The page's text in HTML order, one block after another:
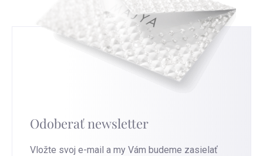
Odoberať newsletter
Vložte svoj e-mail a my Vám budeme zasielať